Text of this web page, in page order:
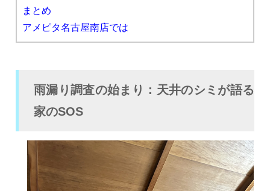
まとめ
アメピタ名古屋南店では
雨漏り調査の始まり：天井のシミが語る
家のSOS